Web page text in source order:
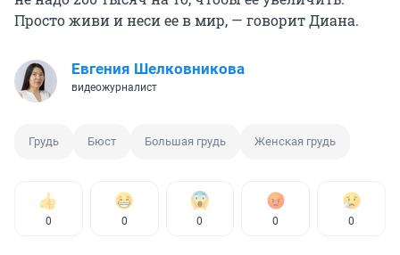
Просто живи и неси ее в мир, — говорит Диана.
Евгения Шелковникова
видеожурналист
Грудь Бюст Большая грудь Женская грудь
0 0 0 0 0